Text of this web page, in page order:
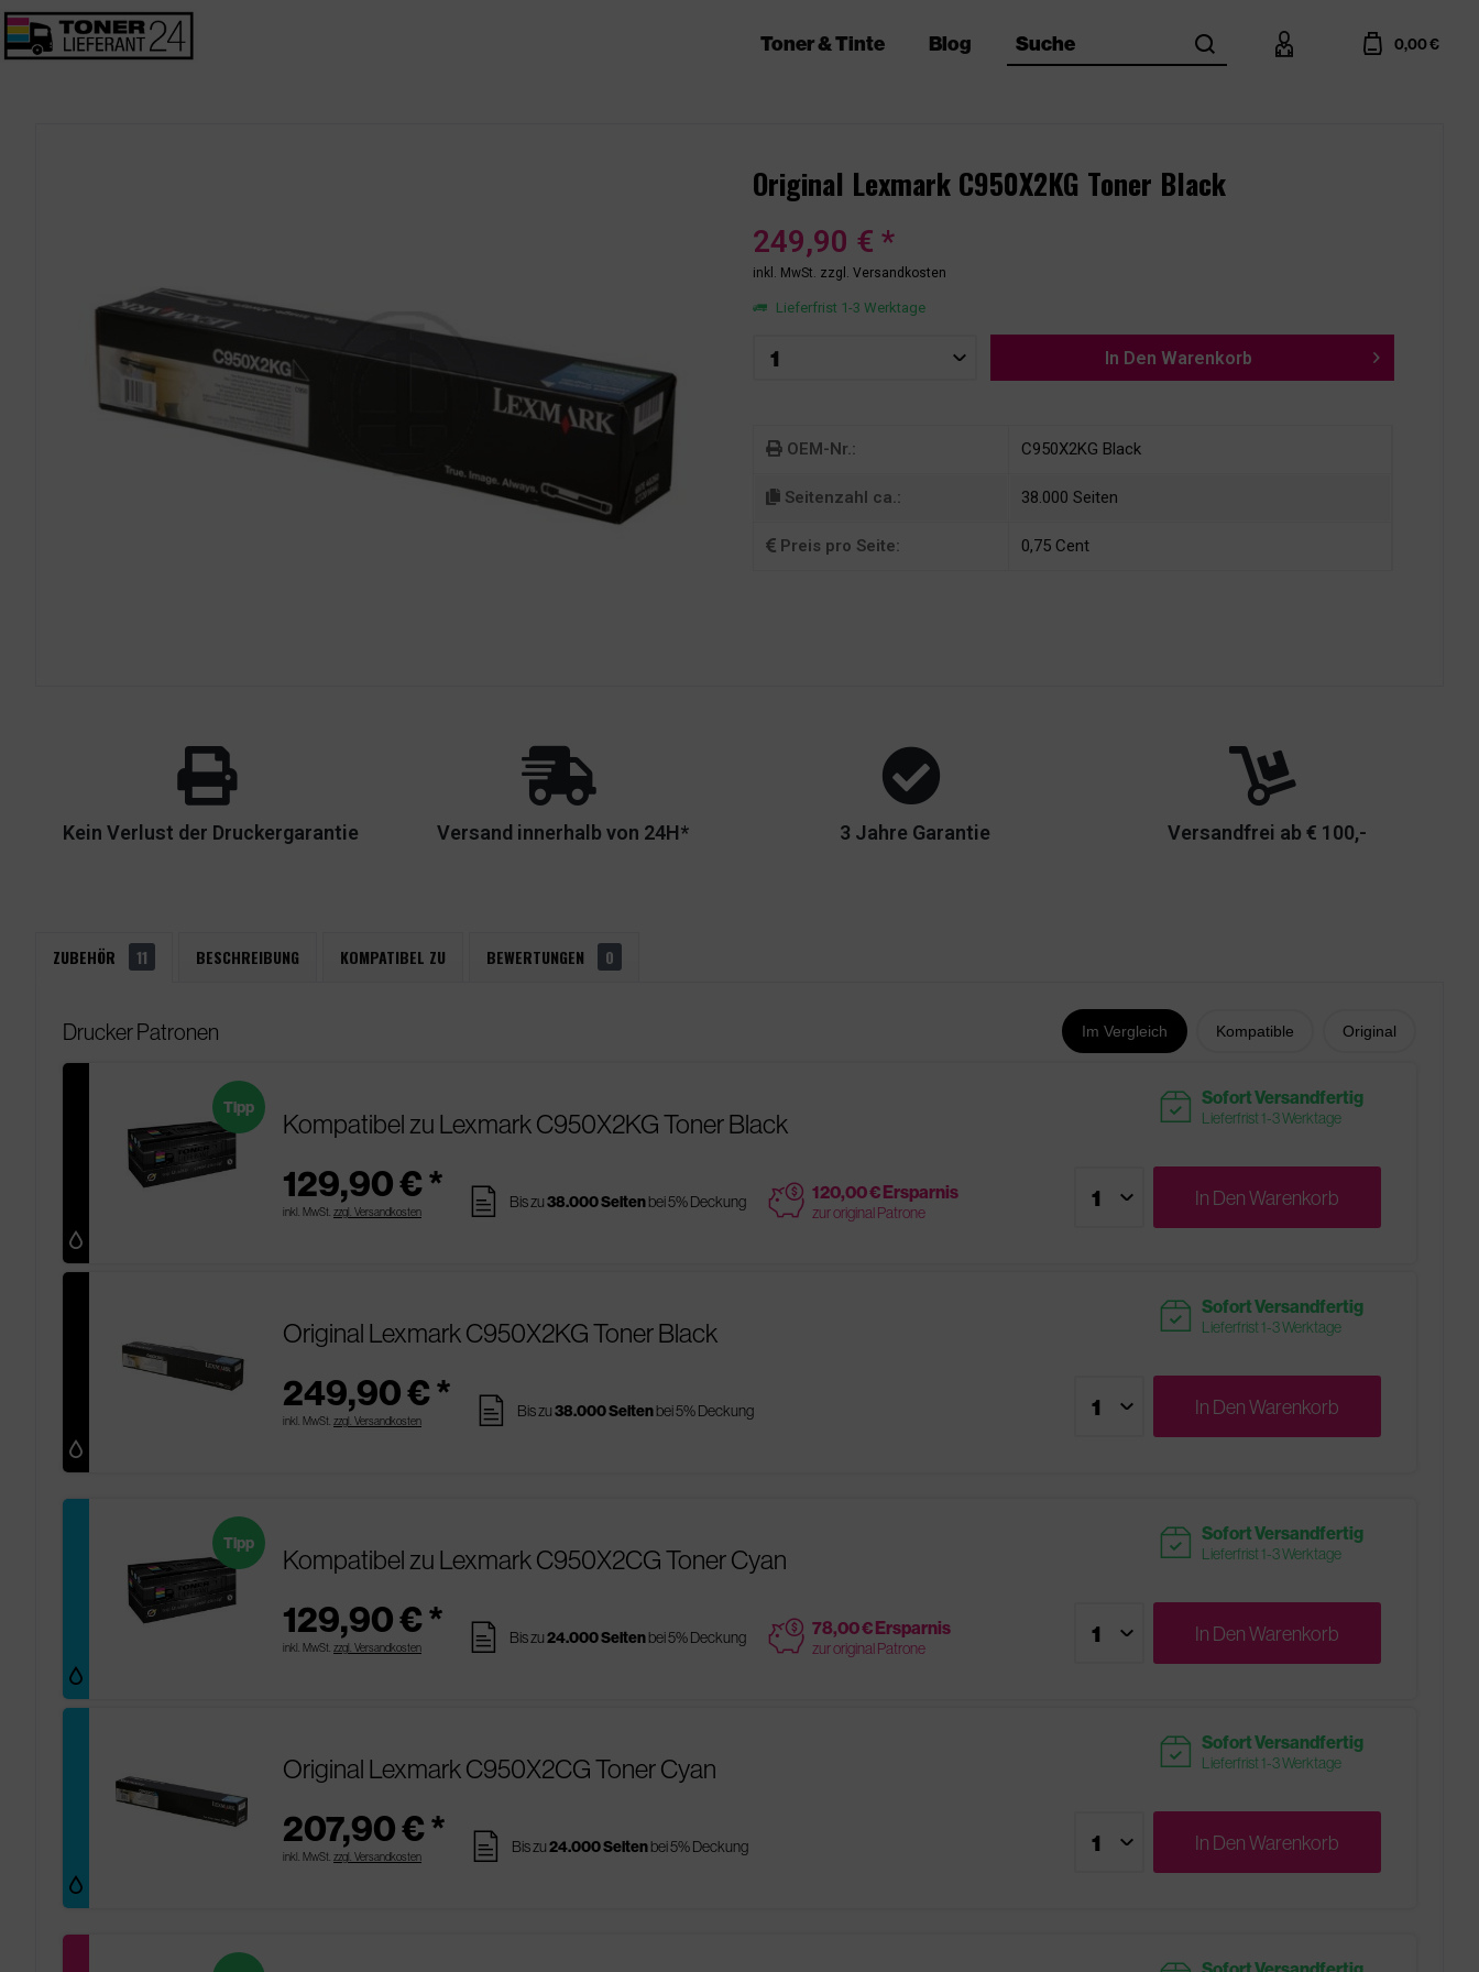
Toner & Tinte Blog Suche search account cart 0,00 €
Original Lexmark C950X2KG Toner Black
249,90 € *
inkl. MwSt. zzgl. Versandkosten
Lieferfrist 1-3 Werktage
In Den Warenkorb
OEM-Nr.: C950X2KG Black
Seitenzahl ca.: 38.000 Seiten
Preis pro Seite: 0,75 Cent
Kein Verlust der Druckergarantie Versand innerhalb von 24H* 3 Jahre Garantie Versandfrei ab € 100,-
ZUBEHÖR 11 BESCHREIBUNG KOMPATIBEL ZU BEWERTUNGEN 0
Im Vergleich Kompatible Original
Drucker Patronen
Kompatibel zu Lexmark C950X2KG Toner Black
129,90 € *
inkl. MwSt. zzgl. Versandkosten
Tipp
pages Bis zu38.000 Seitenbei 5% Deckung price 120,00 € Ersparnis
zur original Patrone
readytoship Sofort Versandfertig
Lieferfrist 1-3 Werktage
In DenWarenkorb
Original Lexmark C950X2KG Toner Black
249,90 € *
inkl. MwSt. zzgl. Versandkosten pages Bis zu38.000 Seitenbei 5% Deckung
readytoship Sofort Versandfertig
Lieferfrist 1-3 Werktage
In DenWarenkorb
Kompatibel zu Lexmark C950X2CG Toner Cyan
129,90 € *
inkl. MwSt. zzgl. Versandkosten
Tipp
pages Bis zu24.000 Seitenbei 5% Deckung price 78,00 € Ersparnis
zur original Patrone
readytoship Sofort Versandfertig
Lieferfrist 1-3 Werktage
In DenWarenkorb
Original Lexmark C950X2CG Toner Cyan
207,90 € *
inkl. MwSt. zzgl. Versandkosten pages Bis zu24.000 Seitenbei 5% Deckung
readytoship Sofort Versandfertig
Lieferfrist 1-3 Werktage
In DenWarenkorb